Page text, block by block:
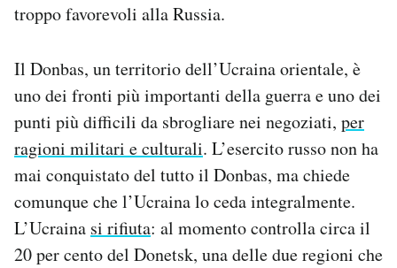
troppo favorevoli alla Russia.
Il Donbas, un territorio dell’Ucraina orientale, è
uno dei fronti più importanti della guerra e uno dei
punti più difficili da sbrogliare nei negoziati, per
ragioni militari e culturali. L’esercito russo non ha
mai conquistato del tutto il Donbas, ma chiede
comunque che l’Ucraina lo ceda integralmente.
L’Ucraina si rifiuta: al momento controlla circa il
20 per cento del Donetsk, una delle due regioni che